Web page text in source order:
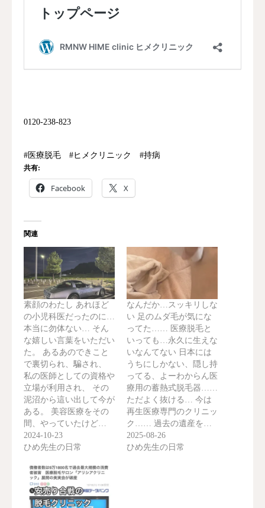
0120-238-823
#医療脱毛 #ヒメクリニック #持病
共有:
Facebook X
関連
素顔のわたし あれほど
の小児科医だったのに…
本当に勿体ない… そん
な嬉しい言葉をいただい
た。 あるあのできこと
で裏切られ、騙され、
私の医師としての資格や
立場が利用され、 その
泥沼から這い出して今が
ある。 美容医療をその
間、やっていたけど…
2024-10-23
ひめ先生の日常
なんだか…スッキリしな
い 足のムダ毛が気にな
ってた…… 医療脱毛と
いっても…永久に生えな
いなんてない 日本には
うちにしかない、隠し持
ってる、よーわからん医
療用の蓄熱式脱毛器……
ただよく抜ける… 今は
再生医療専門のクリニッ
ク…… 過去の遺産を…
2025-08-26
ひめ先生の日常